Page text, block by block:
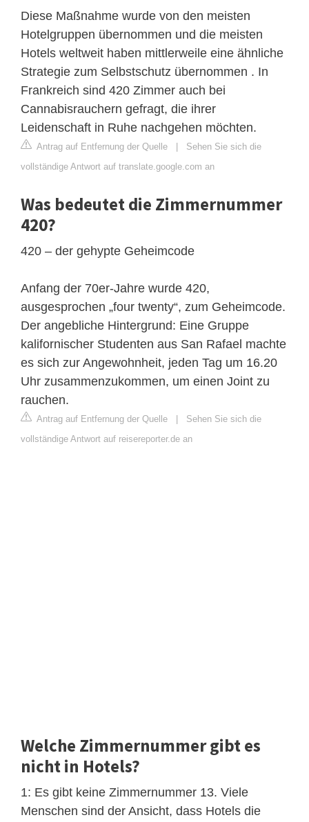
Diese Maßnahme wurde von den meisten
Hotelgruppen übernommen und die meisten
Hotels weltweit haben mittlerweile eine ähnliche
Strategie zum Selbstschutz übernommen . In
Frankreich sind 420 Zimmer auch bei
Cannabisrauchern gefragt, die ihrer
Leidenschaft in Ruhe nachgehen möchten.
Antrag auf Entfernung der Quelle
Sehen Sie sich die
vollständige Antwort auf translate.google.com an
Was bedeutet die Zimmernummer
420?
420 – der gehypte Geheimcode
Anfang der 70er-Jahre wurde 420,
ausgesprochen „four twenty“, zum Geheimcode.
Der angebliche Hintergrund: Eine Gruppe
kalifornischer Studenten aus San Rafael machte
es sich zur Angewohnheit, jeden Tag um 16.20
Uhr zusammenzukommen, um einen Joint zu
rauchen.
Antrag auf Entfernung der Quelle
Sehen Sie sich die
vollständige Antwort auf reisereporter.de an
Welche Zimmernummer gibt es
nicht in Hotels?
1: Es gibt keine Zimmernummer 13. Viele
Menschen sind der Ansicht, dass Hotels die